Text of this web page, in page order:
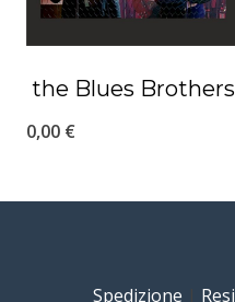
the Blues Brothers
0,00 €
Spedizione Resi